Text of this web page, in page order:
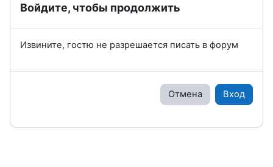
Войдите, чтобы продолжить
Извините, гостю не разрешается писать в форум
Отмена Вход